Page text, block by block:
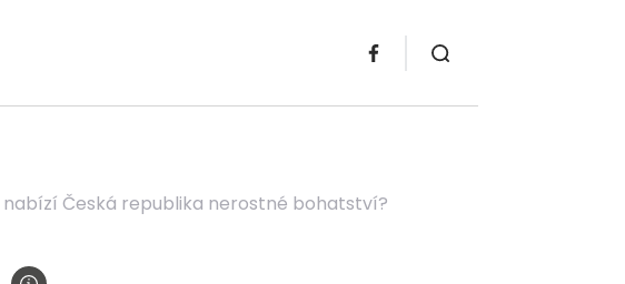
Česká republika nerostné bohatství?